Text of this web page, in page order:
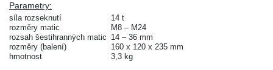
Parametry:
síla rozseknutí
rozměry matic
rozsah šestihranných matic
rozměry (balení)
hmotnost
14 t
M8 – M24
14 – 36 mm
160 x 120 x 235 mm
3,3 kg